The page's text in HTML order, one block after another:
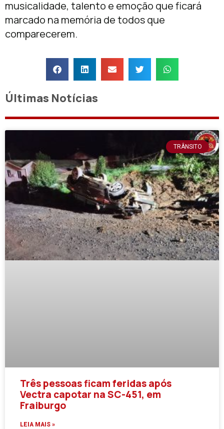
musicalidade, talento e emoção que ficará
marcado na memória de todos que
comparecerem.
Últimas Notícias
TRÂNSITO
Três pessoas ficam feridas após
Vectra capotar na SC-451, em
Fraiburgo
LEIA MAIS »